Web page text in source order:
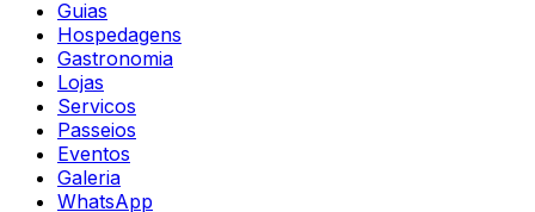
Guias
Hospedagens
Gastronomia
Lojas
Servicos
Passeios
Eventos
Galeria
WhatsApp